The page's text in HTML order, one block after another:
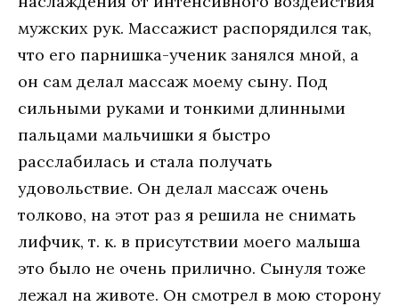
мужских рук. Массажист распорядился так,
что его парнишка-ученик занялся мной, а
он сам делал массаж моему сыну. Под
сильными руками и тонкими длинными
пальцами мальчишки я быстро
расслабилась и стала получать
удовольствие. Он делал массаж очень
толково, на этот раз я решила не снимать
лифчик, т. к. в присутствии моего малыша
это было не очень прилично. Сынуля тоже
лежал на животе. Он смотрел в мою сторону